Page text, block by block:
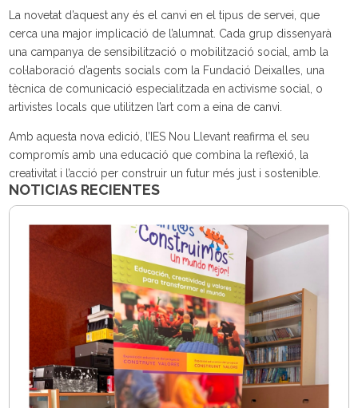
La novetat d’aquest any és el canvi en el tipus de servei, que
cerca una major implicació de l’alumnat. Cada grup dissenyarà
una campanya de sensibilització o mobilització social, amb la
col·laboració d’agents socials com la Fundació Deixalles, una
tècnica de comunicació especialitzada en activisme social, o
artivistes locals que utilitzen l’art com a eina de canvi.
Amb aquesta nova edició, l’IES Nou Llevant reafirma el seu
compromís amb una educació que combina la reflexió, la
creativitat i l’acció per construir un futur més just i sostenible.
NOTICIAS RECIENTES